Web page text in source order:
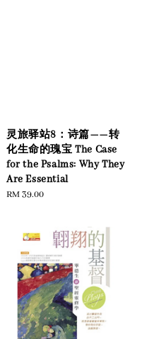
灵旅驿站8：诗篇——转
化生命的瑰宝 The Case
for the Psalms: Why They
Are Essential
Regular
RM 39.00